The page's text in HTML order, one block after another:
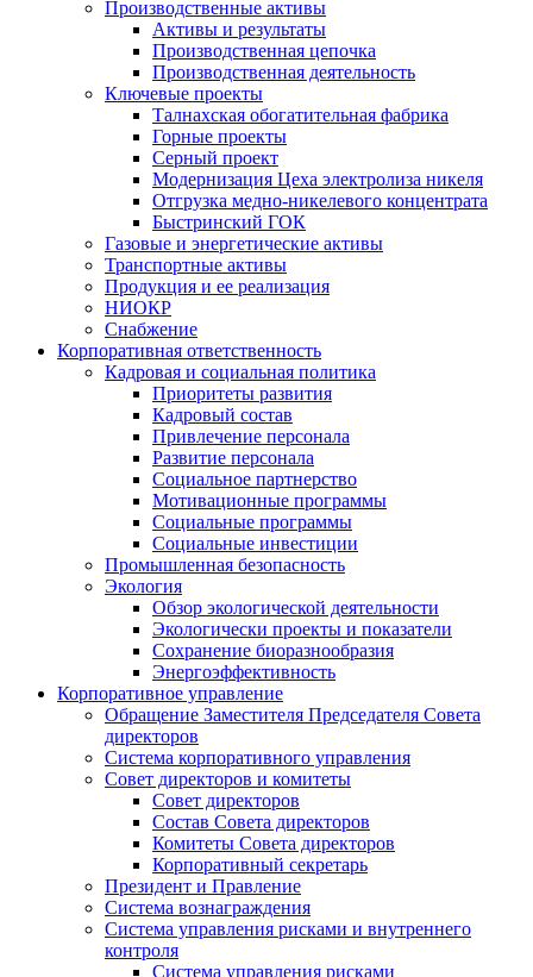
Производственные активы
Активы и результаты
Производственная цепочка
Производственная деятельность
Ключевые проекты
Талнахская обогатительная фабрика
Горные проекты
Серный проект
Модернизация Цеха электролиза никеля
Отгрузка медно-никелевого концентрата
Быстринский ГОК
Газовые и энергетические активы
Транспортные активы
Продукция и ее реализация
НИОКР
Снабжение
Корпоративная ответственность
Кадровая и социальная политика
Приоритеты развития
Кадровый состав
Привлечение персонала
Развитие персонала
Социальное партнерство
Мотивационные программы
Социальные программы
Социальные инвестиции
Промышленная безопасность
Экология
Обзор экологической деятельности
Экологически проекты и показатели
Сохранение биоразнообразия
Энергоэффективность
Корпоративное управление
Обращение Заместителя Председателя Совета
директоров
Система корпоративного управления
Совет директоров и комитеты
Совет директоров
Состав Совета директоров
Комитеты Совета директоров
Корпоративный секретарь
Президент и Правление
Система вознаграждения
Система управления рисками и внутреннего
контроля
Система управления рисками